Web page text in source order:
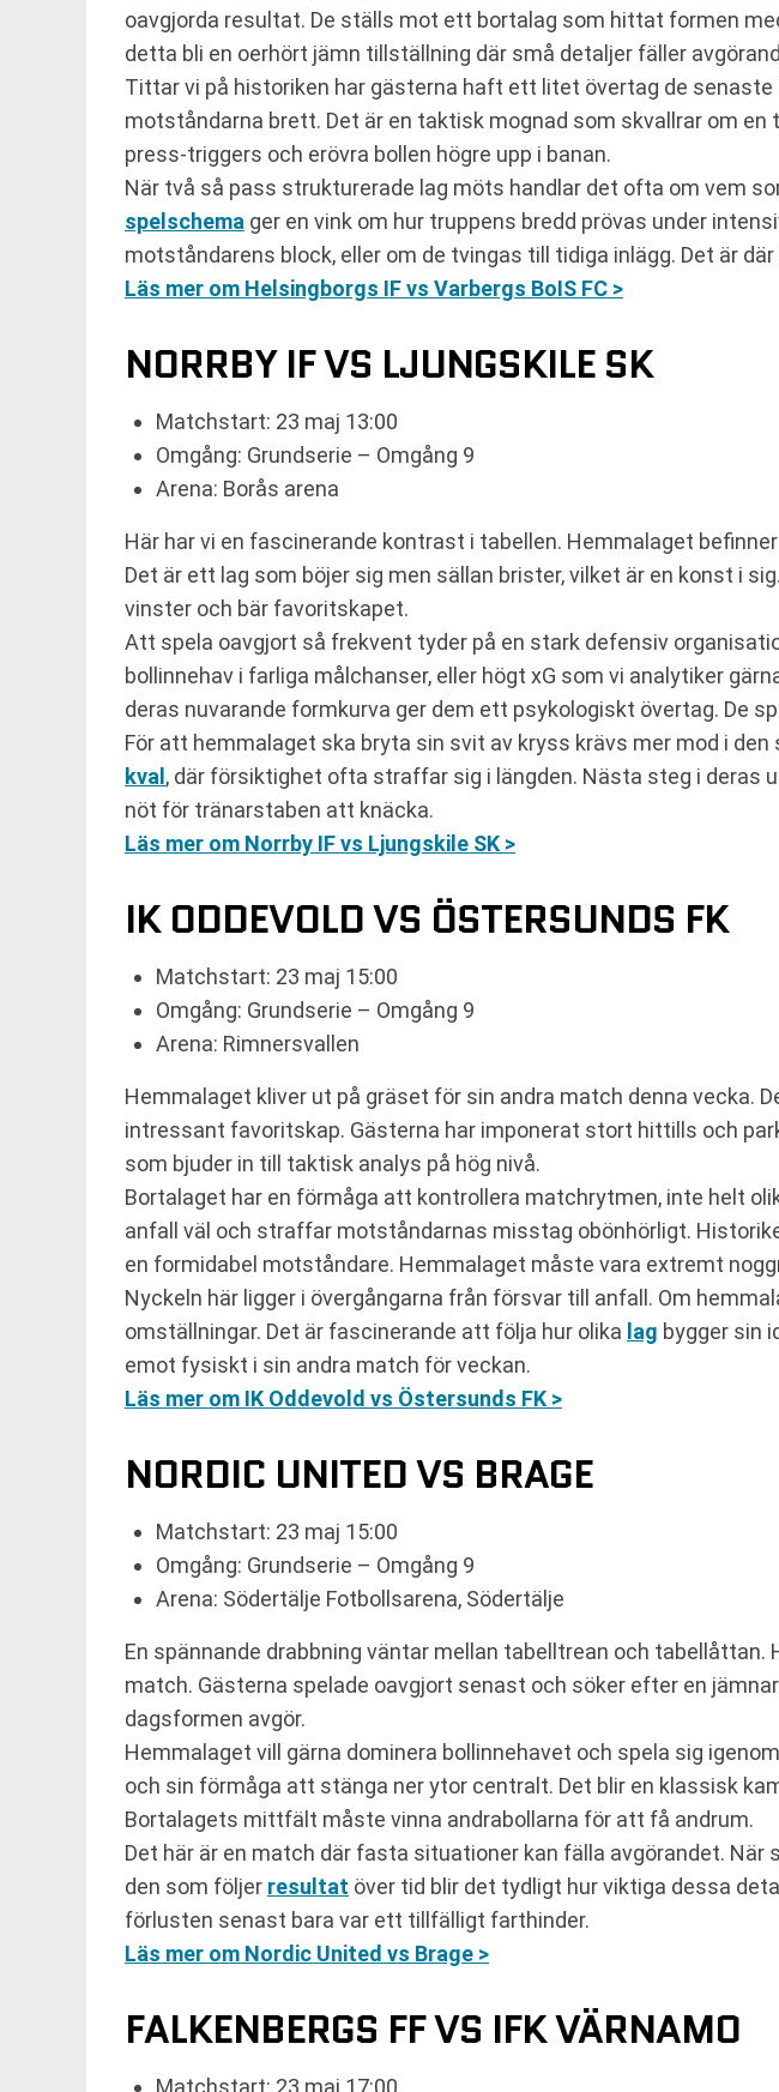
oavgjorda resultat. De ställs mot ett bortalag som hittat formen
detta bli en oerhört jämn tillställning där små detaljer fäller
Tittar vi på historiken har gästerna haft ett litet övertag de
motståndarna brett. Det är en taktisk mognad som skvallrar om
press-triggers och erövra bollen högre upp i banan.
När två så pass strukturerade lag möts handlar det ofta om vem
spelschema ger en vink om hur truppens bredd prövas under
motståndarens block, eller om de tvingas till tidiga inlägg. Det är
Läs mer om Helsingborgs IF vs Varbergs BoIS FC >
NORRBY IF VS LJUNGSKILE SK
Matchstart: 23 maj 13:00
Omgång: Grundserie – Omgång 9
Arena: Borås arena
Här har vi en fascinerande kontrast i tabellen. Hemmalaget
Det är ett lag som böjer sig men sällan brister, vilket är en konst i
vinster och bär favoritskapet.
Att spela oavgjort så frekvent tyder på en stark defensiv
bollinnehav i farliga målchanser, eller högt xG som vi analytiker
deras nuvarande formkurva ger dem ett psykologiskt övertag. De
För att hemmalaget ska bryta sin svit av kryss krävs mer mod i
kval , där försiktighet ofta straffar sig i längden. Nästa steg i deras
nöt för tränarstaben att knäcka.
Läs mer om Norrby IF vs Ljungskile SK >
IK ODDEVOLD VS ÖSTERSUNDS FK
Matchstart: 23 maj 15:00
Omgång: Grundserie – Omgång 9
Arena: Rimnersvallen
Hemmalaget kliver ut på gräset för sin andra match denna vecka.
intressant favoritskap. Gästerna har imponerat stort hittills och
som bjuder in till taktisk analys på hög nivå.
Bortalaget har en förmåga att kontrollera matchrytmen, inte helt
anfall väl och straffar motståndarnas misstag obönhörligt.
en formidabel motståndare. Hemmalaget måste vara extremt
Nyckeln här ligger i övergångarna från försvar till anfall. Om
omställningar. Det är fascinerande att följa hur olika lag bygger sin
emot fysiskt i sin andra match för veckan.
Läs mer om IK Oddevold vs Östersunds FK >
NORDIC UNITED VS BRAGE
Matchstart: 23 maj 15:00
Omgång: Grundserie – Omgång 9
Arena: Södertälje Fotbollsarena, Södertälje
En spännande drabbning väntar mellan tabelltrean och
match. Gästerna spelade oavgjort senast och söker efter en
dagsformen avgör.
Hemmalaget vill gärna dominera bollinnehavet och spela sig
och sin förmåga att stänga ner ytor centralt. Det blir en klassisk
Bortalagets mittfält måste vinna andrabollarna för att få andrum.
Det här är en match där fasta situationer kan fälla avgörandet.
den som följer resultat över tid blir det tydligt hur viktiga dessa
förlusten senast bara var ett tillfälligt farthinder.
Läs mer om Nordic United vs Brage >
FALKENBERGS FF VS IFK VÄRNAMO
Matchstart: 23 maj 17:00